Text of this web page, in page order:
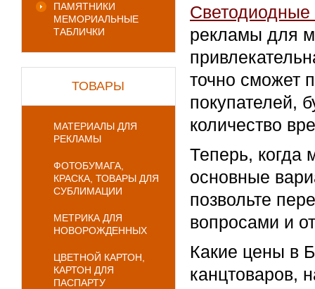
ПАМЯТНИКИ
МЕМОРИАЛЬНЫЕ
ТАБЛИЧКИ
ТОВАРЫ
МАТЕРИАЛЫ ДЛЯ
РЕКЛАМЫ
ФОТОБУМАГА,
КРАСКА, ТОВАРЫ ДЛЯ
СУБЛИМАЦИИ
МЕТРИКА ДЛЯ
НОВОРОЖДЕННЫХ
ЦВЕТНОЙ КАРТОН,
КАРТОН ДЛЯ
ПАСПАРТУ
Светодиодные
рекламы для
точно сможет
покупателей,
количество
Теперь,
основные
позвольте
вопросами и
Какие цены в
канцтоваров,